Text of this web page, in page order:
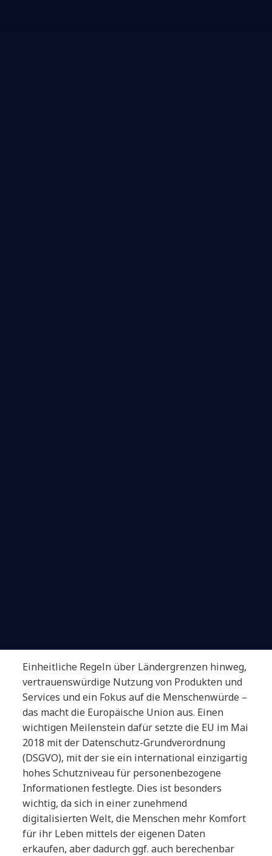
Einheitliche Regeln über Ländergrenzen hinweg,
vertrauenswürdige Nutzung von Produkten und
Services und ein Fokus auf die Menschenwürde –
das macht die Europäische Union aus. Einen
wichtigen Meilenstein dafür setzte die EU im Mai
2018 mit der Datenschutz-Grundverordnung
(DSGVO), mit der sie ein international einzigartig
hohes Schutzniveau für personenbezogene
Informationen festlegte. Dies ist besonders
wichtig, da sich in einer zunehmend
digitalisierten Welt, die Menschen mehr Komfort
für ihr Leben mittels der eigenen Daten
erkaufen, aber dadurch ggf. auch berechenbar